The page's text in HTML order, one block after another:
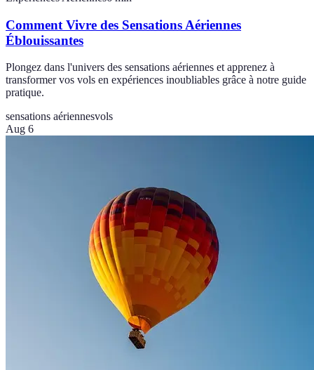
Comment Vivre des Sensations Aériennes
Éblouissantes
Plongez dans l'univers des sensations aériennes et apprenez à
transformer vos vols en expériences inoubliables grâce à notre guide
pratique.
sensations aériennesvols
Aug 6